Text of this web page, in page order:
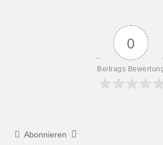
0
Beitrags
Abonnieren